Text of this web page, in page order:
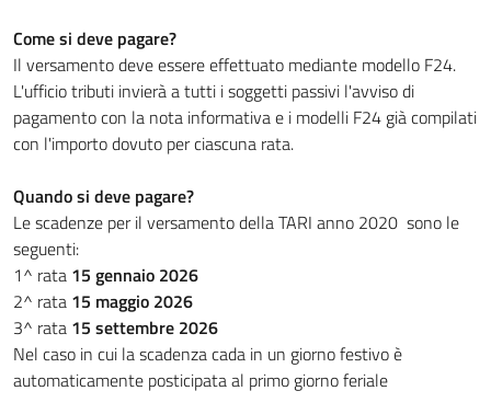
Come si deve pagare?
Il versamento deve essere effettuato mediante modello F24.
L'ufficio tributi invierà a tutti i soggetti passivi l'avviso di
pagamento con la nota informativa e i modelli F24 già compilati
con l'importo dovuto per ciascuna rata.
Quando si deve pagare?
Le scadenze per il versamento della TARI anno 2020 sono le
seguenti:
1^ rata 15 gennaio 2026
2^ rata 15 maggio 2026
3^ rata 15 settembre 2026
Nel caso in cui la scadenza cada in un giorno festivo è
automaticamente posticipata al primo giorno feriale